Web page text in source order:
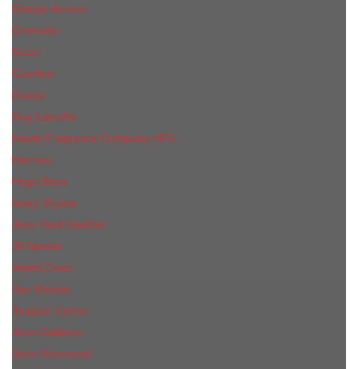
Giorgio Armani
Givenchy
Gucci
Guerlain
Guess
Guy Laroche
Haute Fragrance Company HFC
Hermes
Hugo Boss
Issey Miyake
Jean Paul Gaultier
Jil Sander
Jimmi Choo
Jое Malоnе
Joaquin Cortes
John Galliano
John Richmond